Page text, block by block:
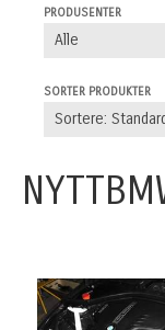
PRODUSENTER
SORTER PRODUKTER